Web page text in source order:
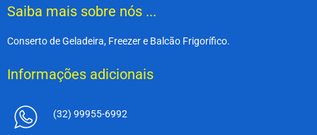
Saiba mais sobre nós ...
Conserto de Geladeira, Freezer e Balcão Frigorífico.
Informações adicionais
(32) 99955-6992